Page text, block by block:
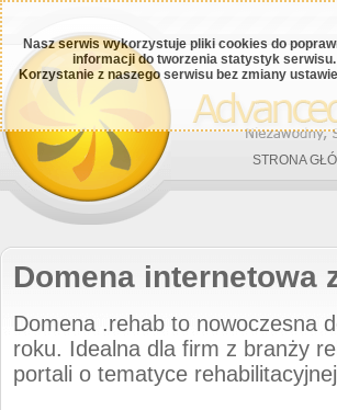
Nasz serwis wykorzystuje pliki cookies do
informacji do tworzenia statystyk
Korzystanie z naszego serwisu bez zmiany
STRONA
Domena internetowa
Domena .rehab to nowoczesna
roku. Idealna dla firm z branży
portali o tematyce